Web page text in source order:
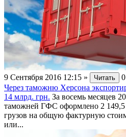
9 Сентября 2016 12:15 » Читать 0
Через таможню Херсона
14 млрд. грн. За восемь месяцев
таможней ГФС оформлено 2 149,5
грузов на общую фактурную
или...